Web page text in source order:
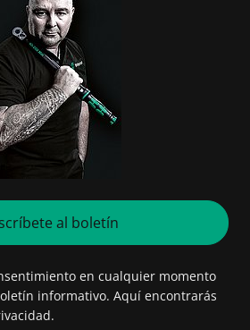
al boletín
en cualquier momento
informativo. Aquí encontrarás